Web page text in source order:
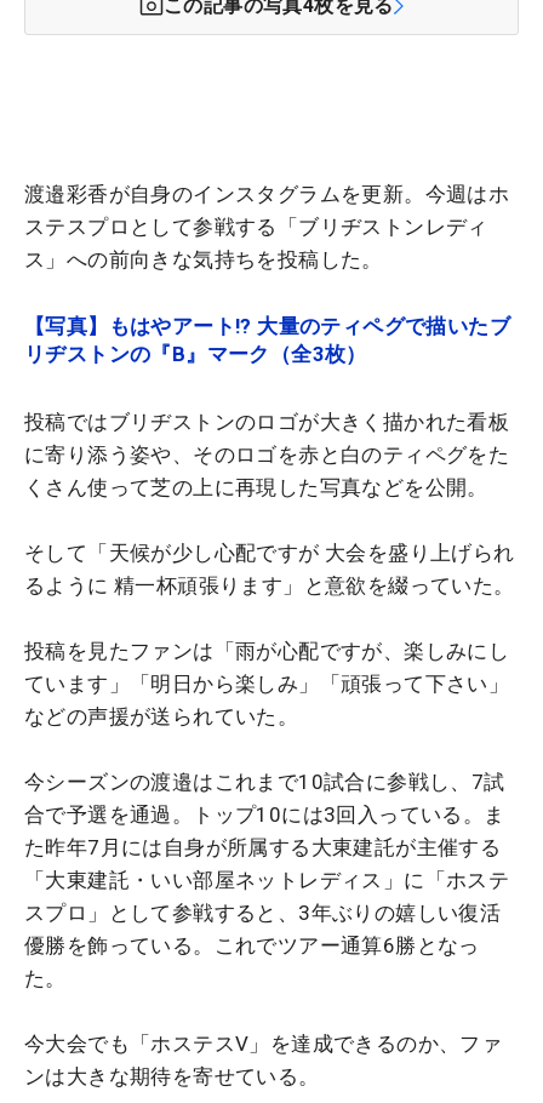
この記事の写真4枚を見る
渡邉彩香が自身のインスタグラムを更新。今週はホ
ステスプロとして参戦する「ブリヂストンレディ
ス」への前向きな気持ちを投稿した。
【写真】もはやアート!? 大量のティペグで描いたブ
リヂストンの『B』マーク（全3枚）
投稿ではブリヂストンのロゴが大きく描かれた看板
に寄り添う姿や、そのロゴを赤と白のティペグをた
くさん使って芝の上に再現した写真などを公開。
そして「天候が少し心配ですが 大会を盛り上げられ
るように 精一杯頑張ります」と意欲を綴っていた。
投稿を見たファンは「雨が心配ですが、楽しみにし
ています」「明日から楽しみ」「頑張って下さい」
などの声援が送られていた。
今シーズンの渡邉はこれまで10試合に参戦し、7試
合で予選を通過。トップ10には3回入っている。ま
た昨年7月には自身が所属する大東建託が主催する
「大東建託・いい部屋ネットレディス」に「ホステ
スプロ」として参戦すると、3年ぶりの嬉しい復活
優勝を飾っている。これでツアー通算6勝となっ
た。
今大会でも「ホステスV」を達成できるのか、ファ
ンは大きな期待を寄せている。